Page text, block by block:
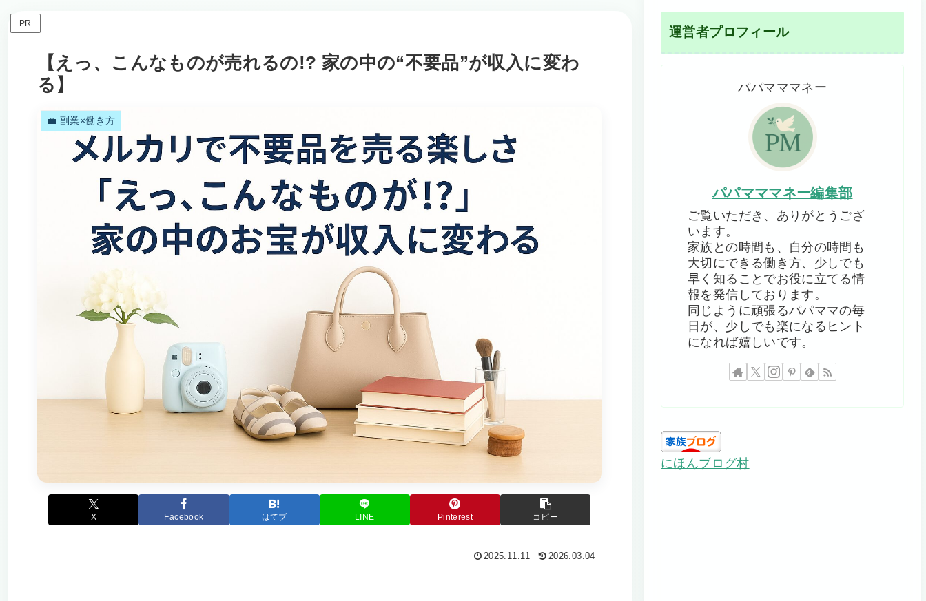
PR
【えっ、こんなものが売れるの!? 家の中の“不要品”が収入に変わ
る】
💼 副業×働き方
X Facebook はてブ LINE Pinterest コピー
2025.11.11 2026.03.04
運営者プロフィール
パパマママネー
パパマママネー編集部
ご覧いただき、ありがとうござ
います。
家族との時間も、自分の時間も
大切にできる働き方、少しでも
早く知ることでお役に立てる情
報を発信しております。
同じように頑張るパパママの毎
日が、少しでも楽になるヒント
になれば嬉しいです。
にほんブログ村